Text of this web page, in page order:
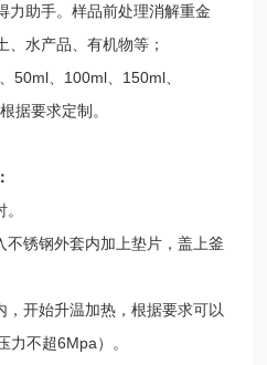
力助手。样品前处理消解重金
、水产品、有机物等；
50ml、100ml、150ml、
据要求定制。
不锈钢外套内加上垫片，盖上釜
开始升温加热，根据要求可以
力不超6Mpa）。